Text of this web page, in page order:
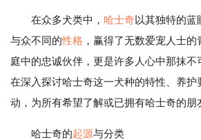
在众多犬类中， 哈士奇以其独特的蓝
与众不同的性格 ，赢得了无数爱宠人士
庭中的忠诚伙伴，更是许多人心中那抹不
在深入探讨哈士奇这一犬种的特性、养护
动，为所有希望了解或已拥有哈士奇的朋
哈士奇的起源与分类